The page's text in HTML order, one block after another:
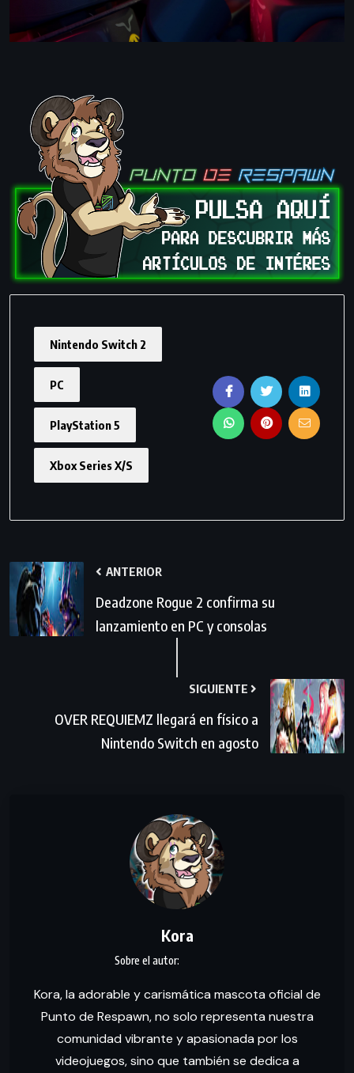
Nintendo Switch 2
PC
PlayStation 5
Xbox Series X/S
ANTERIOR
Deadzone Rogue 2 confirma su
lanzamiento en PC y consolas
SIGUIENTE
OVER REQUIEMZ llegará en físico a
Nintendo Switch en agosto
Kora
Kora, la adorable y carismática mascota oficial de
Punto de Respawn, no solo representa nuestra
comunidad vibrante y apasionada por los
videojuegos, sino que también se dedica a